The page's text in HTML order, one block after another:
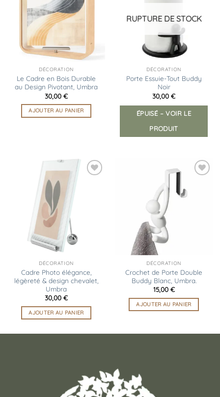
liste
d’envies
DÉCORATION
Le Cadre en Bois Durable
au Design Pivotant, Umbra
30,00 €
AJOUTER AU PANIER
RUPTURE DE STOCK
DÉCORATION
Porte Essuie-Tout Buddy
Noir
30,00 €
ÉPUISÉ – VOIR LE
PRODUIT
DÉCORATION
Cadre Photo élégance,
légèreté & design chevalet,
Umbra
30,00 €
AJOUTER AU PANIER
DÉCORATION
Crochet de Porte Double
Buddy Blanc, Umbra.
15,00 €
AJOUTER AU PANIER